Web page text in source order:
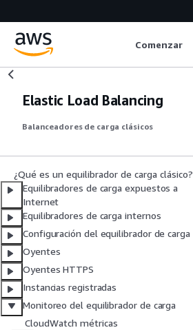
Comenzar
Elastic Load Balancing
Balanceadores de carga clásicos
¿Qué es un equilibrador de carga clásico?
Equilibradores de carga expuestos a
Internet
Equilibradores de carga internos
Configuración del equilibrador de carga
Oyentes
Oyentes HTTPS
Instancias registradas
Monitoreo del equilibrador de carga
CloudWatch métricas